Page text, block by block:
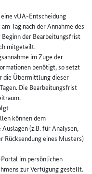
vUA-Entscheidung
Tag nach der Annahme des
der Bearbeitungsfrist
mitgeteilt.
im Zuge der
benötigt, so setzt
die Übermittlung dieser
Die Bearbeitungsfrist
können dem
(z.B. für Analysen,
Rücksendung eines Musters)
im persönlichen
zur Verfügung gestellt.